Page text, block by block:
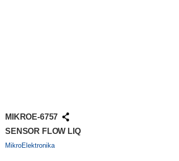
MIKROE-6757
SENSOR FLOW LIQ
MikroElektronika